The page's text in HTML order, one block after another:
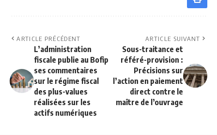
ARTICLE PRÉCÉDENT
L’administration
fiscale publie au Bofip
ses commentaires
sur le régime fiscal
des plus-values
réalisées sur les
actifs numériques
ARTICLE SUIVANT
Sous-traitance et
référé-provision :
Précisions sur
l’action en paiement
direct contre le
maître de l’ouvrage